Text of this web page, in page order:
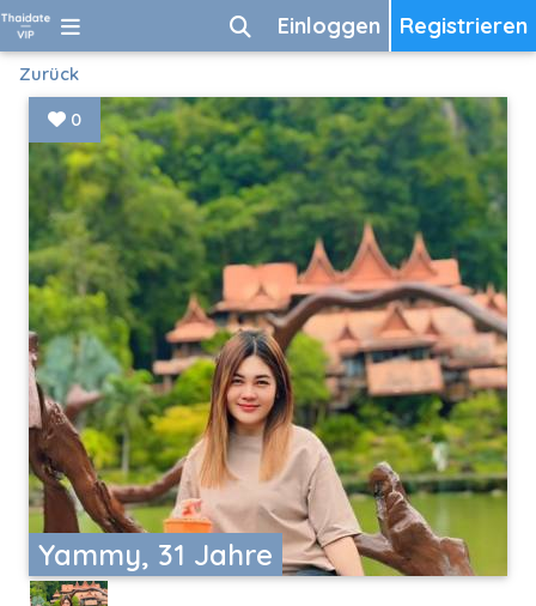
Registrieren
Einloggen
Zurück
Yammy, 31 Jahre
0